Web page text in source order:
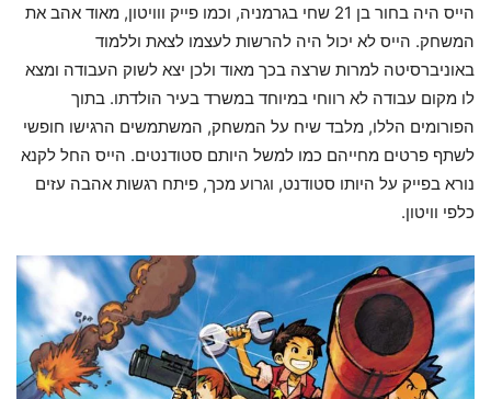
הייס היה בחור בן 21 שחי בגרמניה, וכמו פייק ווויטון, מאוד אהב את
המשחק. הייס לא יכול היה להרשות לעצמו לצאת וללמוד
באוניברסיטה למרות שרצה בכך מאוד ולכן יצא לשוק העבודה ומצא
לו מקום עבודה לא רווחי במיוחד במשרד בעיר הולדתו. בתוך
הפורומים הללו, מלבד שיח על המשחק, המשתמשים הרגישו חופשי
לשתף פרטים מחייהם כמו למשל היותם סטודנטים. הייס החל לקנא
נורא בפייק על היותו סטודנט, וגרוע מכך, פיתח רגשות אהבה עזים
כלפי וויטון.